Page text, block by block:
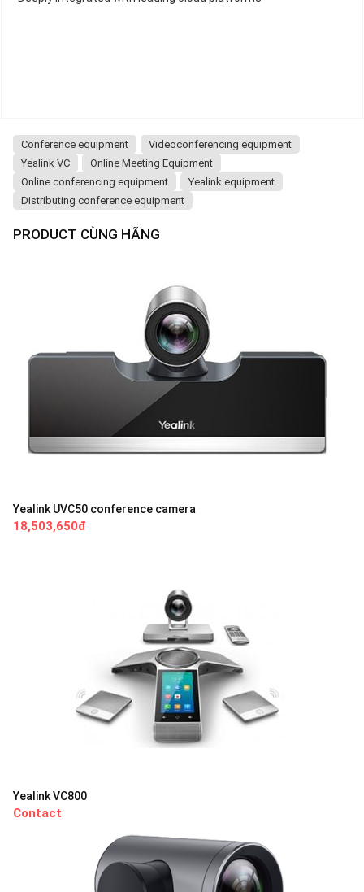
Conference equipment
Videoconferencing equipment
Yealink VC
Online Meeting Equipment
Online conferencing equipment
Yealink equipment
Distributing conference equipment
PRODUCT CÙNG HÃNG
Yealink UVC50 conference camera
18,503,650đ
Yealink VC800
Contact